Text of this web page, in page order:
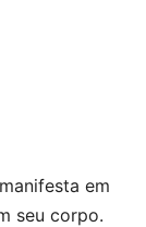
em
seu corpo.